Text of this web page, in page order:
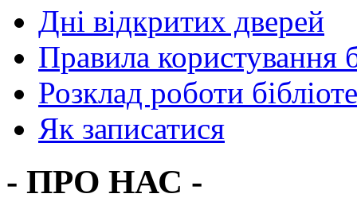
Дні відкритих дверей
Правила користування
Розклад роботи
Як записатися
- ПРО НАС -